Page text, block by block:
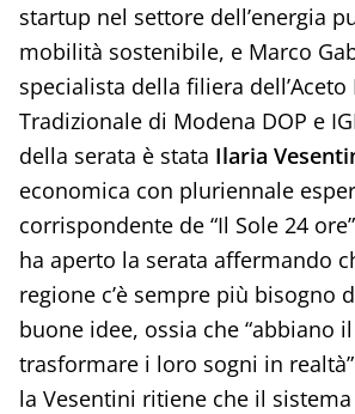
startup nel settore dell’energia
mobilità sostenibile, e Marco
specialista della filiera dell’Aceto
Tradizionale di Modena DOP e
della serata è stata Ilaria
economica con pluriennale
corrispondente de “Il Sole 24
ha aperto la serata affermando
regione c’è sempre più bisogno
buone idee, ossia che “abbiano
trasformare i loro sogni in
la Vesentini ritiene che il